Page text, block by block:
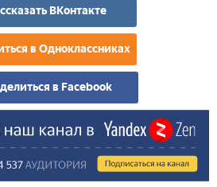
ВКонтакте
в Одноклассниках
в Facebook